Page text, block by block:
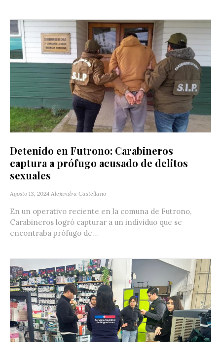
Detenido en Futrono: Carabineros
captura a prófugo acusado de delitos
sexuales
Agosto 13, 2024 Alejandra Castellano
En un operativo reciente en la comuna de Futrono,
Carabineros logró capturar a un individuo que se
encontraba prófugo de...